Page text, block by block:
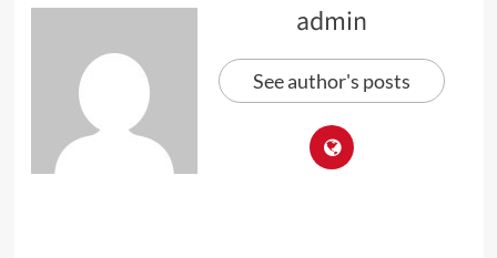
admin
See author's posts